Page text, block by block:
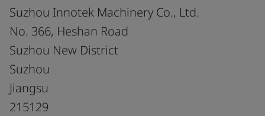
Suzhou Innotek Machinery Co., Ltd.
No. 366, Heshan Road
Suzhou New District
Suzhou
Jiangsu
215129